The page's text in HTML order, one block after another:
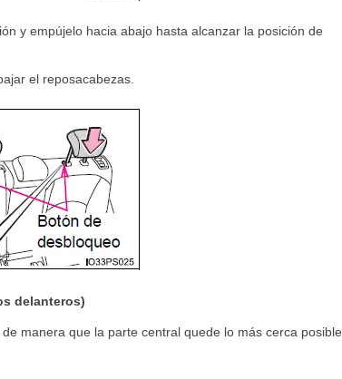
y empújelo hacia abajo hasta alcanzar la posición de
el reposacabezas.
delanteros)
manera que la parte central quede lo más cerca posible